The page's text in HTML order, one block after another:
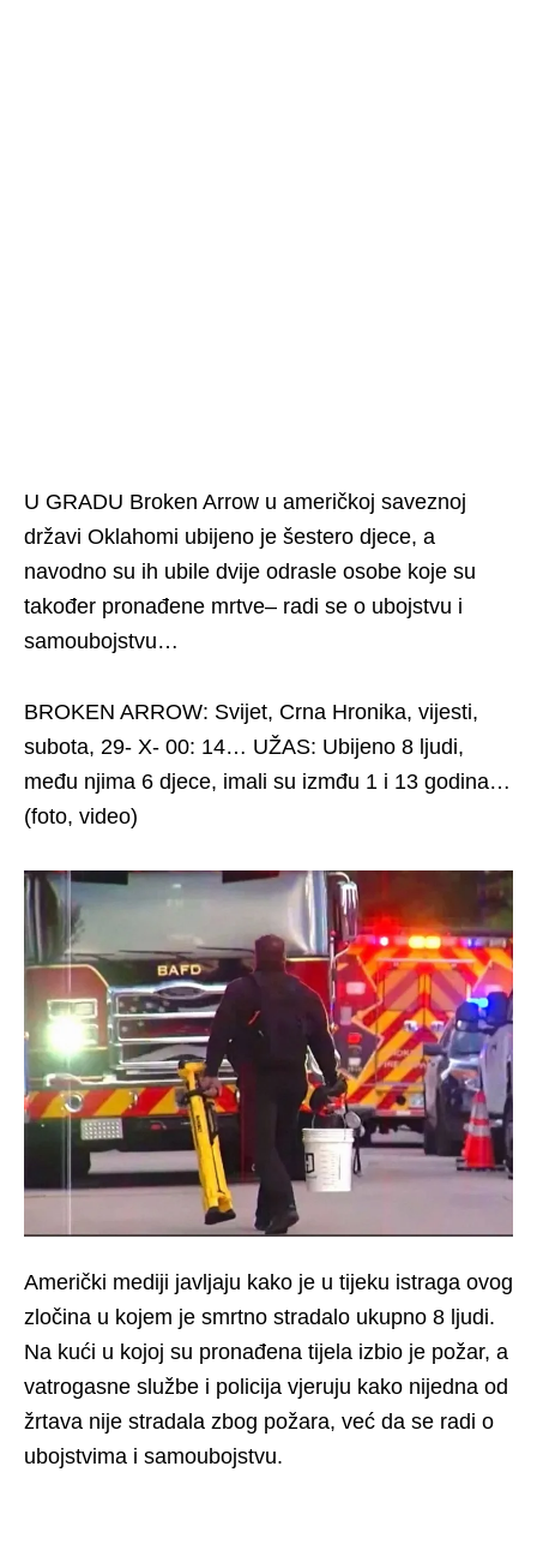
U GRADU Broken Arrow u američkoj saveznoj
državi Oklahomi ubijeno je šestero djece, a
navodno su ih ubile dvije odrasle osobe koje su
također pronađene mrtve– radi se o ubojstvu i
samoubojstvu…
BROKEN ARROW: Svijet, Crna Hronika, vijesti,
subota, 29- X- 00: 14… UŽAS: Ubijeno 8 ljudi,
među njima 6 djece, imali su izmđu 1 i 13 godina…
(foto, video)
Američki mediji javljaju kako je u tijeku istraga ovog
zločina u kojem je smrtno stradalo ukupno 8 ljudi.
Na kući u kojoj su pronađena tijela izbio je požar, a
vatrogasne službe i policija vjeruju kako nijedna od
žrtava nije stradala zbog požara, već da se radi o
ubojstvima i samoubojstvu.